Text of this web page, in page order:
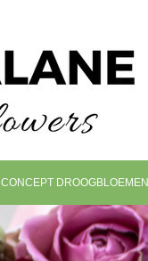
CONCEPT DROOGBLOEMEN